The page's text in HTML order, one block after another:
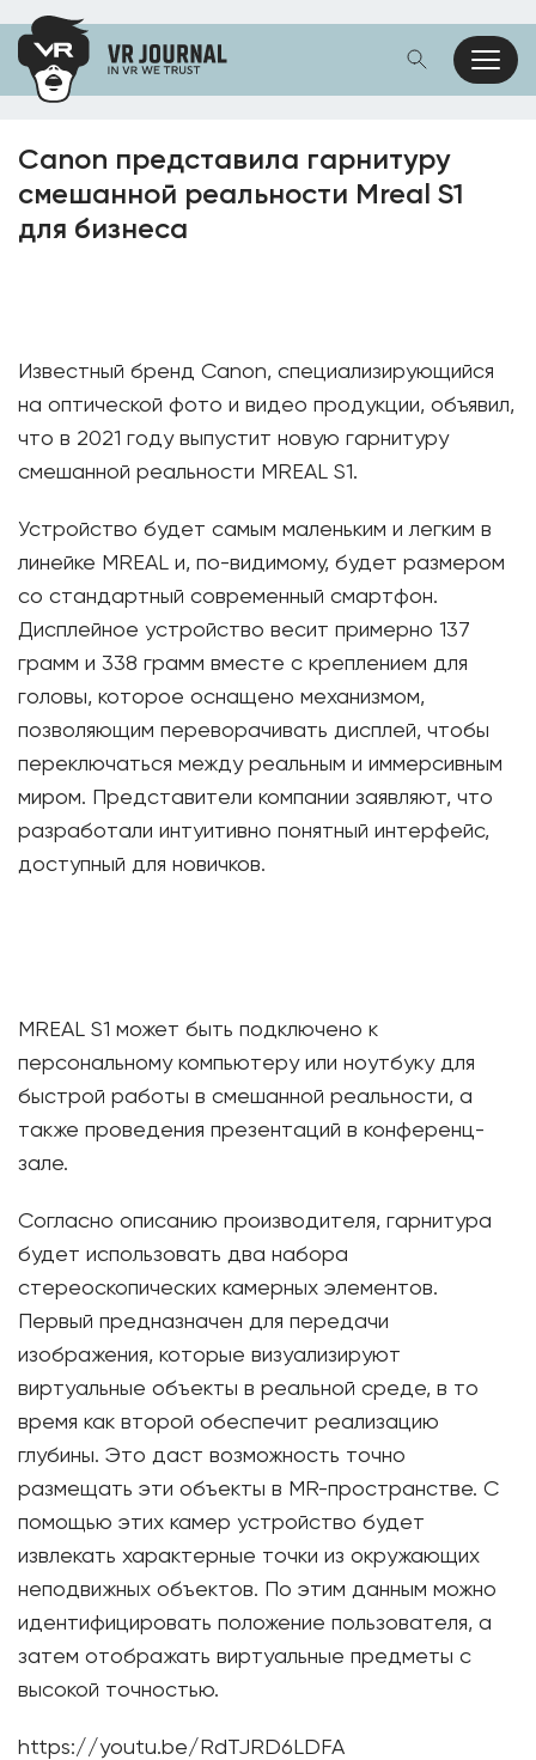
Canon представила гарнитуру
смешанной реальности Mreal S1
для бизнеса
Известный бренд Canon, специализирующийся
на оптической фото и видео продукции, объявил,
что в 2021 году выпустит новую гарнитуру
смешанной реальности MREAL S1.
Устройство будет самым маленьким и легким в
линейке MREAL и, по-видимому, будет размером
со стандартный современный смартфон.
Дисплейное устройство весит примерно 137
грамм и 338 грамм вместе с креплением для
головы, которое оснащено механизмом,
позволяющим переворачивать дисплей, чтобы
переключаться между реальным и иммерсивным
миром. Представители компании заявляют, что
разработали интуитивно понятный интерфейс,
доступный для новичков.
MREAL S1 может быть подключено к
персональному компьютеру или ноутбуку для
быстрой работы в смешанной реальности, а
также проведения презентаций в конференц-
зале.
Согласно описанию производителя, гарнитура
будет использовать два набора
стереоскопических камерных элементов.
Первый предназначен для передачи
изображения, которые визуализируют
виртуальные объекты в реальной среде, в то
время как второй обеспечит реализацию
глубины. Это даст возможность точно
размещать эти объекты в MR-пространстве. С
помощью этих камер устройство будет
извлекать характерные точки из окружающих
неподвижных объектов. По этим данным можно
идентифицировать положение пользователя, а
затем отображать виртуальные предметы с
высокой точностью.
https://youtu.be/RdTJRD6LDFA